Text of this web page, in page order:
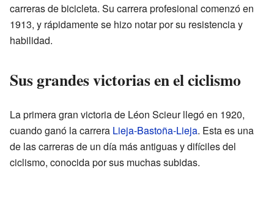
carreras de bicicleta. Su carrera profesional comenzó en
1913, y rápidamente se hizo notar por su resistencia y
habilidad.
Sus grandes victorias en el ciclismo
La primera gran victoria de Léon Scieur llegó en 1920,
cuando ganó la carrera Lieja-Bastoña-Lieja. Esta es una
de las carreras de un día más antiguas y difíciles del
ciclismo, conocida por sus muchas subidas.